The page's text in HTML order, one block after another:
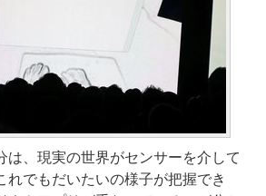
は、現実の世界がセンサーを介して
れでもだいたいの様子が把握でき